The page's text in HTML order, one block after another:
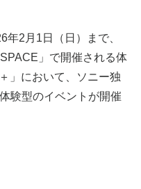
2月1日（日）まで、
」で開催される体
」において、ソニー独
験型のイベントが開催